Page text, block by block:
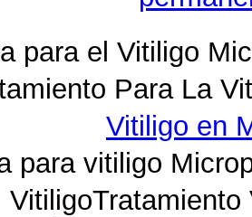
para el Vitiligo
Para La
Vitiligo en
para vitiligo